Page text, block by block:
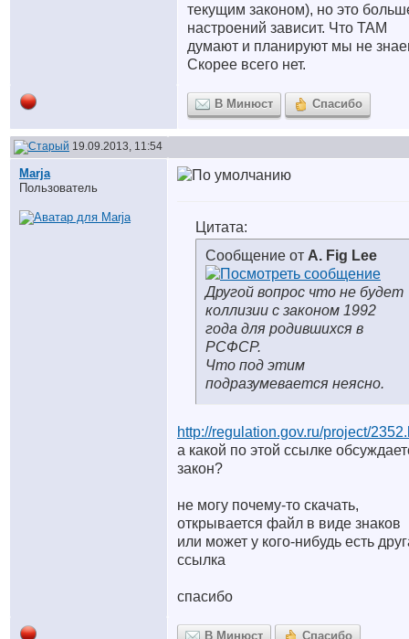
текущим законом), но это
настроений зависит. Что ТАМ
думают и планируют мы не
Скорее всего нет.
В Минюст Спасибо
19.09.2013, 11:54
Marja
Пользователь
Цитата:
Сообщение от A. Fig Lee
Другой вопрос что не будет
коллизии с законом 1992
года для родившихся в
РСФСР.
Что под этим
подразумевается неясно.
http://regulation.gov.ru/project/
а какой по этой ссылке
закон?
не могу почему-то скачать,
открывается файл в виде знаков
или может у кого-нибудь есть
ссылка
спасибо
В Минюст Спасибо